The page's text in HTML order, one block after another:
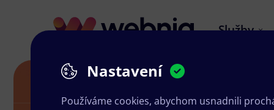
Služby
Grafika a tisk Rychvald
Nastavení
Používáme cookies, abychom usnadnili